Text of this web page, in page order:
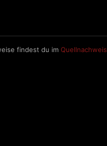
findest du im Quellnachweis